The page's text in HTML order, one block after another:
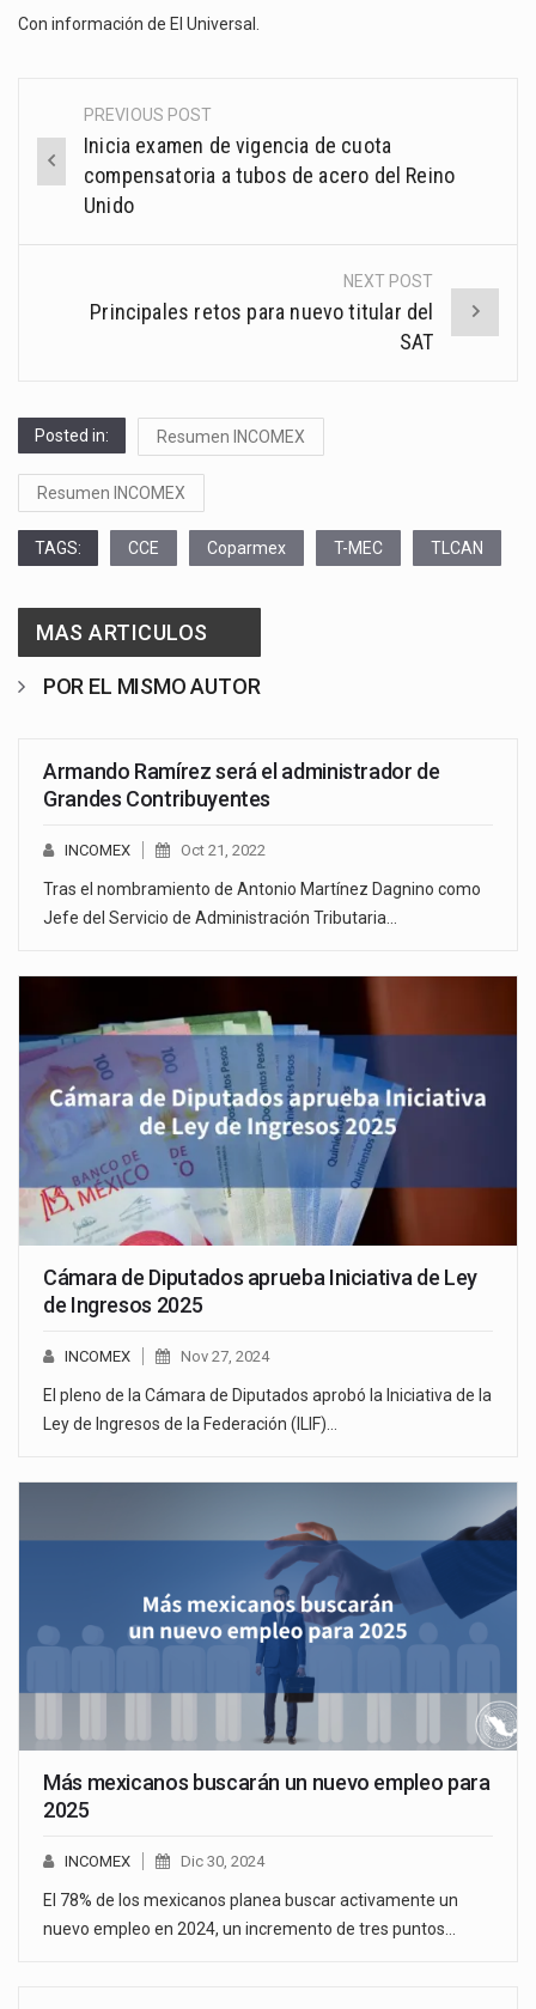
Con información de El Universal.
Post
navigation
PREVIOUS POST
Inicia examen de vigencia de cuota
compensatoria a tubos de acero del Reino
Unido
NEXT POST
Principales retos para nuevo titular del
SAT
Posted in: Resumen INCOMEX
Resumen INCOMEX
TAGS: CCE Coparmex T-MEC TLCAN
MAS ARTICULOS
POR EL MISMO AUTOR
Armando Ramírez será el administrador de
Grandes Contribuyentes
INCOMEX Oct 21, 2022
Tras el nombramiento de Antonio Martínez Dagnino como
Jefe del Servicio de Administración Tributaria…
Cámara de Diputados aprueba Iniciativa de Ley
de Ingresos 2025
INCOMEX Nov 27, 2024
El pleno de la Cámara de Diputados aprobó la Iniciativa de la
Ley de Ingresos de la Federación (ILIF)…
Más mexicanos buscarán un nuevo empleo para
2025
INCOMEX Dic 30, 2024
El 78% de los mexicanos planea buscar activamente un
nuevo empleo en 2024, un incremento de tres puntos…